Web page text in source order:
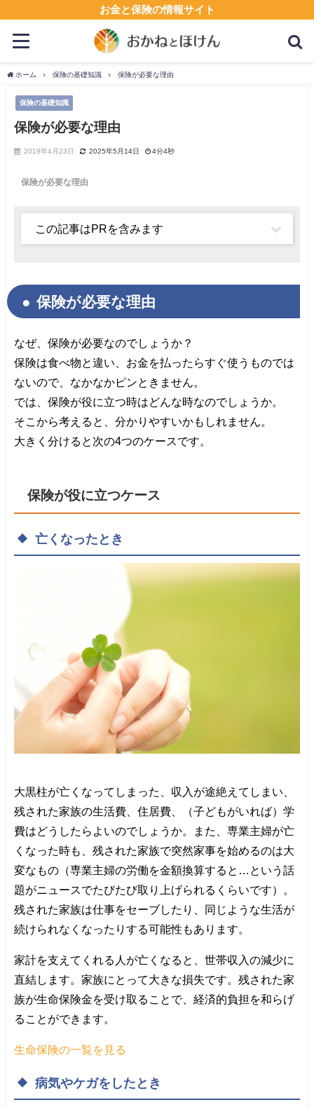
お金と保険の情報サイト
ホーム 保険の基礎知識 保険が必要な理由
保険の基礎知識
保険が必要な理由
2019年4月23日 2025年5月14日 4分4秒
保険が必要な理由
この記事はPRを含みます
保険が必要な理由
なぜ、保険が必要なのでしょうか？
保険は食べ物と違い、お金を払ったらすぐ使うものでは
ないので、なかなかピンときません。
では、保険が役に立つ時はどんな時なのでしょうか。
そこから考えると、分かりやすいかもしれません。
大きく分けると次の4つのケースです。
保険が役に立つケース
亡くなったとき
大黒柱が亡くなってしまった、収入が途絶えてしまい、
残された家族の生活費、住居費、（子どもがいれば）学
費はどうしたらよいのでしょうか。また、専業主婦が亡
くなった時も、残された家族で突然家事を始めるのは大
変なもの（専業主婦の労働を金額換算すると
という話
題がニュースでたびたび取り上げられるくらいです）。
残された家族は仕事をセーブしたり、同じような生活が
続けられなくなったりする可能性もあります。
家計を支えてくれる人が亡くなると、世帯収入の減少に
直結します。家族にとって大きな損失です。残された家
族が生命保険金を受け取ることで、経済的負担を和らげ
ることができます。
生命保険の一覧を見る
病気やケガをした とき